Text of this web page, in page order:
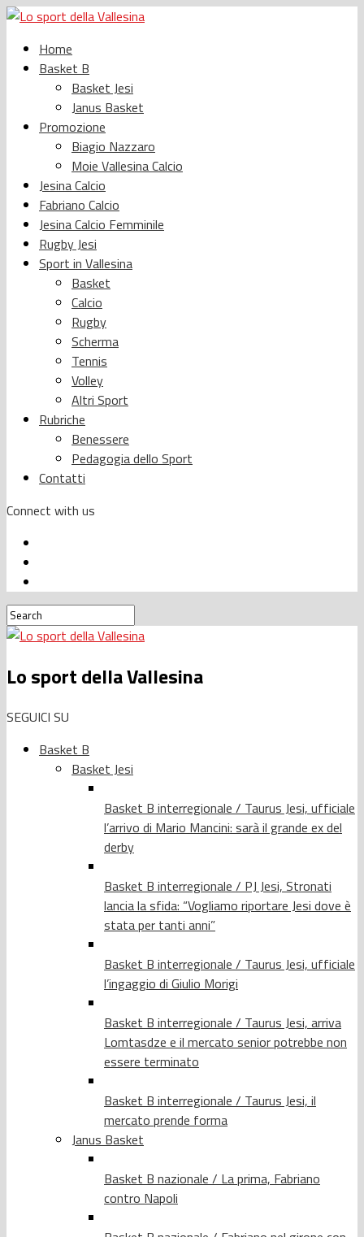
Home
Basket B
Basket Jesi
Janus Basket
Promozione
Biagio Nazzaro
Moie Vallesina Calcio
Jesina Calcio
Fabriano Calcio
Jesina Calcio Femminile
Rugby Jesi
Sport in Vallesina
Basket
Calcio
Rugby
Scherma
Tennis
Volley
Altri Sport
Rubriche
Benessere
Pedagogia dello Sport
Contatti
Connect with us
Lo sport della Vallesina
SEGUICI SU
Basket B
Basket Jesi
Basket B interregionale / Taurus Jesi, ufficiale
l’arrivo di Mario Mancini: sarà il grande ex del
derby
Basket B interregionale / PJ Jesi, Stronati
lancia la sfida: “Vogliamo riportare Jesi dove è
stata per tanti anni”
Basket B interregionale / Taurus Jesi, ufficiale
l’ingaggio di Giulio Morigi
Basket B interregionale / Taurus Jesi, arriva
Lomtasdze e il mercato senior potrebbe non
essere terminato
Basket B interregionale / Taurus Jesi, il
mercato prende forma
Janus Basket
Basket B nazionale / La prima, Fabriano
contro Napoli